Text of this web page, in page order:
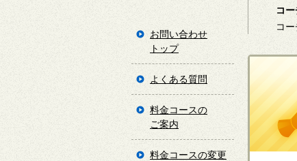
コ
コ
お問い合わせ
トップ
よくある質問
料金コースの
ご案内
料金コースの変更